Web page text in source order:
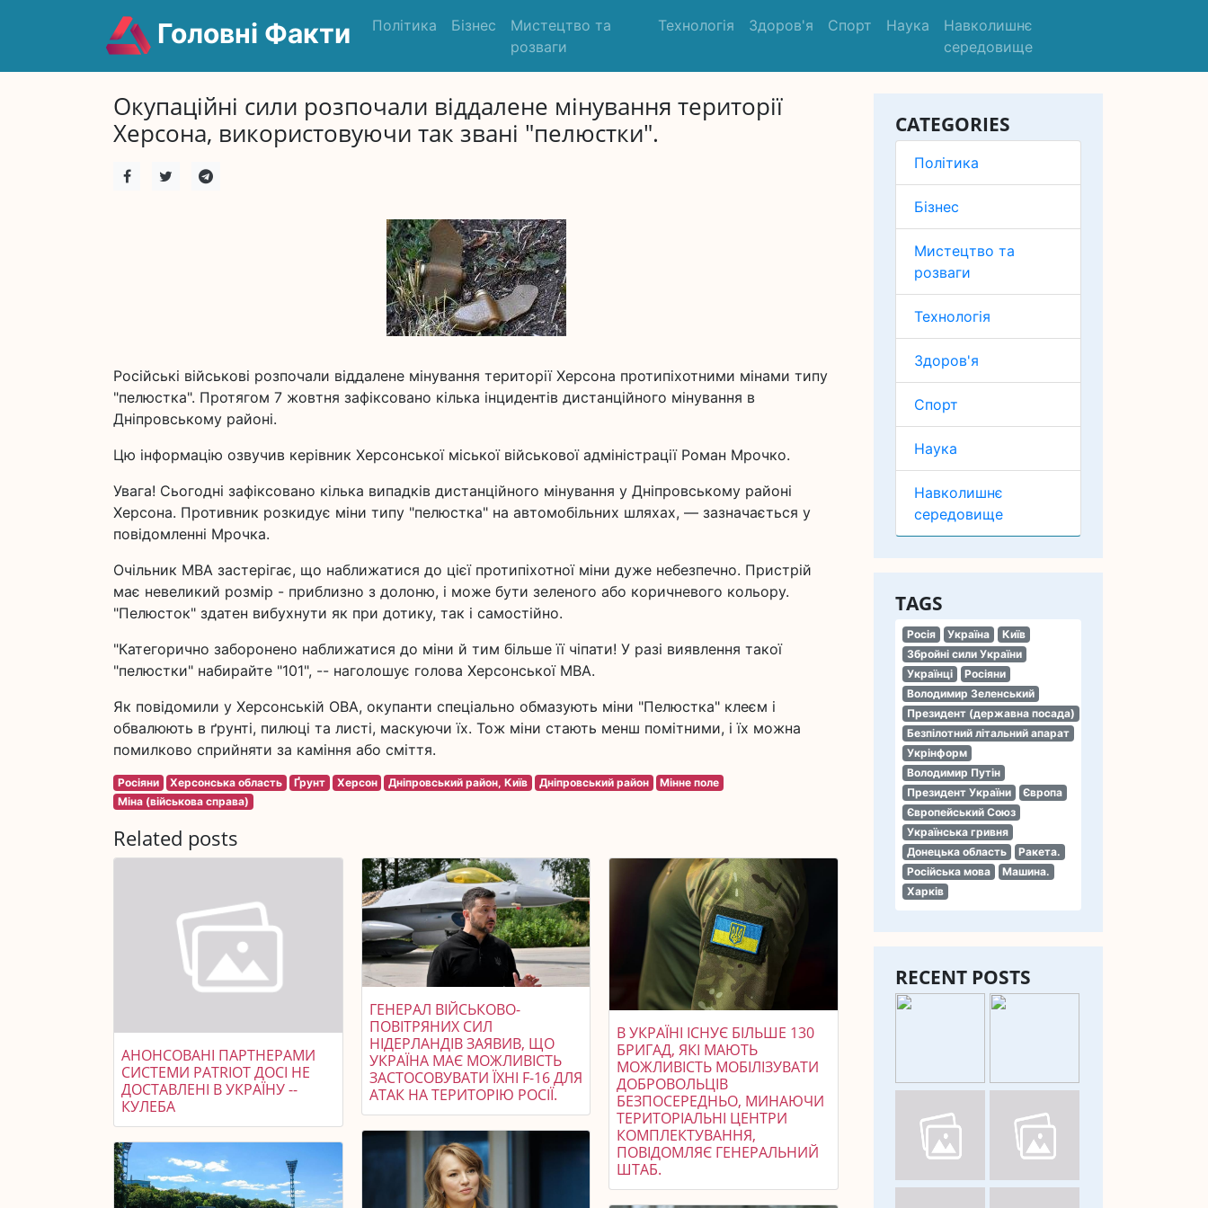
Головні Факти Політика Бізнес
Мистецтво та
розваги
Технологія Здоров'я Спорт Наука
Навколишнє
середовище
CATEGORIES
Політика
Бізнес
Мистецтво та
розваги
Технологія
Здоров'я
Спорт
Наука
Навколишнє
середовище
TAGS
Росія Україна
Київ
Збройні сили України
Українці
Росіяни
Володимир Зеленський
Президент (державна посада)
Безпілотний літальний апарат
Укрінформ
Володимир Путін
Президент України
Європа
Європейський Союз
Українська гривня
Донецька область
Ракета.
Російська мова
Машина.
Харків
RECENT POSTS
Окупаційні сили розпочали віддалене мінування території
Херсона, використовуючи так звані "пелюстки".
Російські військові розпочали віддалене мінування території Херсона протипіхотними мінами типу
"пелюстка". Протягом 7 жовтня зафіксовано кілька інцидентів дистанційного мінування в
Дніпровському районі.
Цю інформацію озвучив керівник Херсонської міської військової адміністрації Роман Мрочко.
Увага! Сьогодні зафіксовано кілька випадків дистанційного мінування у Дніпровському районі
Херсона. Противник розкидує міни типу "пелюстка" на автомобільних шляхах, — зазначається у
повідомленні Мрочка.
Очільник МВА застерігає, що наближатися до цієї протипіхотної міни дуже небезпечно. Пристрій
має невеликий розмір - приблизно з долоню, і може бути зеленого або коричневого кольору.
"Пелюсток" здатен вибухнути як при дотику, так і самостійно.
"Категорично заборонено наближатися до міни й тим більше її чіпати! У разі виявлення такої
"пелюстки" набирайте "101", -- наголошує голова Херсонської МВА.
Як повідомили у Херсонській ОВА, окупанти спеціально обмазують міни "Пелюстка" клеєм і
обвалюють в ґрунті, пилюці та листі, маскуючи їх. Тож міни стають менш помітними, і їх можна
помилково сприйняти за каміння або сміття.
Росіяни Херсонська область Ґрунт Херсон Дніпровський район, Київ Дніпровський район
Мінне поле
Міна (військова справа)
Related posts
АНОНСОВАНІ ПАРТНЕРАМИ
СИСТЕМИ PATRIOT ДОСІ НЕ
ДОСТАВЛЕНІ В УКРАЇНУ --
КУЛЕБА
ГЕНЕРАЛ ВІЙСЬКОВО-
ПОВІТРЯНИХ СИЛ
НІДЕРЛАНДІВ ЗАЯВИВ, ЩО
УКРАЇНА МАЄ МОЖЛИВІСТЬ
ЗАСТОСОВУВАТИ ЇХНІ F-16 ДЛЯ
АТАК НА ТЕРИТОРІЮ РОСІЇ.
В УКРАЇНІ ІСНУЄ БІЛЬШЕ 130
БРИГАД, ЯКІ МАЮТЬ
МОЖЛИВІСТЬ МОБІЛІЗУВАТИ
ДОБРОВОЛЬЦІВ
БЕЗПОСЕРЕДНЬО, МИНАЮЧИ
ТЕРИТОРІАЛЬНІ ЦЕНТРИ
КОМПЛЕКТУВАННЯ,
ПОВІДОМЛЯЄ ГЕНЕРАЛЬНИЙ
ШТАБ.